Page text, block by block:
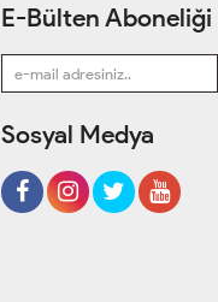
E-Bülten Aboneliği
Sosyal Medya